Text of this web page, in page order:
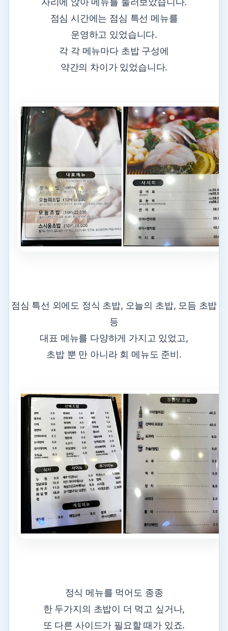
점심 시간에는 점심 특선 메뉴를
운영하고 있었습니다.
각 각 메뉴마다 초밥 구성에
약간의 차이가 있었습니다.
점심 특선 외에도 정식 초밥, 오늘의 초밥, 모듬 초밥
등
대표 메뉴를 다양하게 가지고 있었고,
초밥 뿐 만 아니라 회 메뉴도 준비.
정식 메뉴를 먹어도 종종
한 두가지의 초밥이 더 먹고 싶거나,
또 다른 사이드가 필요할 때가 있죠.